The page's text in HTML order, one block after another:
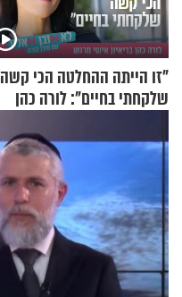
"זו הייתה ההחלטה הכי קשה
שלקחתי בחיים": לורה כהן